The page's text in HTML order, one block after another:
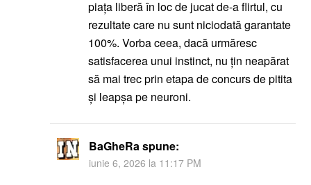
piața liberă în loc de jucat de-a flirtul, cu
rezultate care nu sunt niciodată garantate
100%. Vorba ceea, dacă urmăresc
satisfacerea unui instinct, nu țin neapărat
să mai trec prin etapa de concurs de pitita
și leapşa pe neuroni.
BaGheRaspune:
iunie 6, 2026 la 11:17 PM